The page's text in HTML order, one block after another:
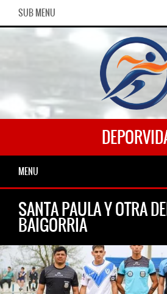
SUB MENU
MENU
SANTA PAULA Y OTRA
BAIGORRIA